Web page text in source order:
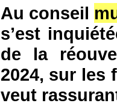
Au conseil
s’est
de la
2024, sur les
veut